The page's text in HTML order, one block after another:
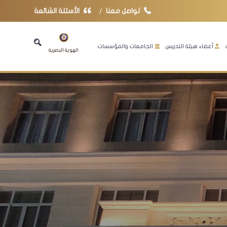
تواصل معنا الأسئلة الشائعة
أعضاء هيئة التدريس الجامعات والمؤسسات
الهوية البصرية